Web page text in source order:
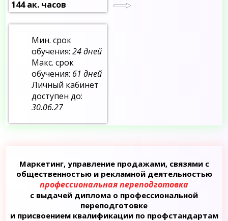
144 ак. часов
Мин. срок
обучения:24 дней
Макс. срок
обучения: 61 дней
Личный кабинет
доступен до:
30.06.27
Маркетинг, управление продажами, связями с
общественностью и рекламной деятельностью
профессиональная переподготовка
с выдачей диплома о профессиональной
переподготовке
и присвоением квалификации по профстандартам